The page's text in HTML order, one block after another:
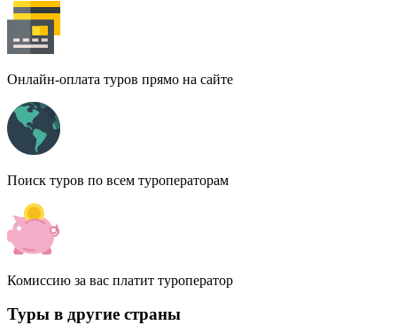
Онлайн-оплата туров прямо на сайте
Поиск туров по всем туроператорам
Комиссию за вас платит туроператор
Туры в другие страны